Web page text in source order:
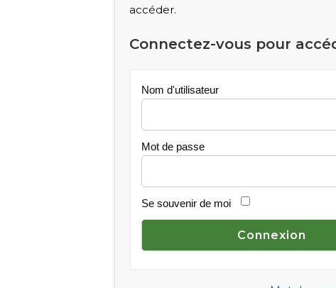
accéder.
Connectez-vous pour
Nom d'utilisateur
Mot de passe
Se souvenir de moi